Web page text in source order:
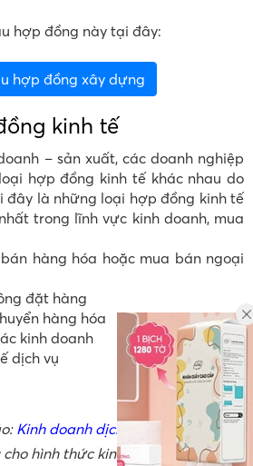
hợp đồng này tại đây:
hợp đồng xây dựng
kinh tế
– sản xuất, các doanh nghiệp
hợp đồng kinh tế khác nhau do
đây là những loại hợp đồng kinh tế
trong lĩnh vực kinh doanh, mua
hàng hóa hoặc mua bán ngoại
đặt hàng
hàng hóa
kinh doanh
dịch vụ
Kinh doanh dịch vụ là gì ?
hình thức kinh doanh